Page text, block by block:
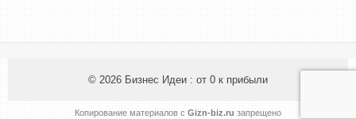
© 2026 Бизнес Идеи : от 0 к прибыли
Копирование материалов с Gizn-biz.ru запрещено